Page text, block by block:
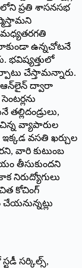
ప్రతి శాసనసభ
మధ్యతరగతి
ఉన్నచోటనే
భవిష్యత్తులో
చేస్తామన్నారు.
ఆన్‌లైన్ ద్వారా
తల్లిదండ్రులు,
వ్యాపారుల
వసతి ఖర్చుల
వారి కుటుంబ
తీసుకుందని
నిరుద్యోగులు
కోచింగ్
సర్కిల్స్,